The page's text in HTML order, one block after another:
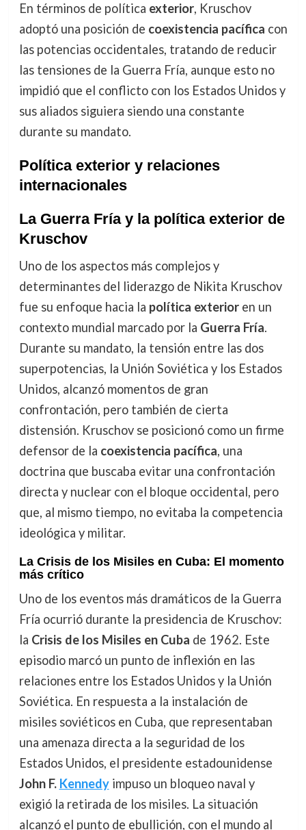
En términos de política exterior, Kruschov
adoptó una posición de coexistencia pacífica con
las potencias occidentales, tratando de reducir
las tensiones de la Guerra Fría, aunque esto no
impidió que el conflicto con los Estados Unidos y
sus aliados siguiera siendo una constante
durante su mandato.
Política exterior y relaciones
internacionales
La Guerra Fría y la política exterior de
Kruschov
Uno de los aspectos más complejos y
determinantes del liderazgo de Nikita Kruschov
fue su enfoque hacia la política exterioren un
contexto mundial marcado por la Guerra Fría.
Durante su mandato, la tensión entre las dos
superpotencias, la Unión Soviética y los Estados
Unidos, alcanzó momentos de gran
confrontación, pero también de cierta
distensión. Kruschov se posicionó como un firme
defensor de la coexistencia pacífica, una
doctrina que buscaba evitar una confrontación
directa y nuclear con el bloque occidental, pero
que, al mismo tiempo, no evitaba la competencia
ideológica y militar.
La Crisis de los Misiles en Cuba: El momento
más crítico
Uno de los eventos más dramáticos de la Guerra
Fría ocurrió durante la presidencia de Kruschov:
la Crisis de los Misiles en Cuba de 1962. Este
episodio marcó un punto de inflexión en las
relaciones entre los Estados Unidos y la Unión
Soviética. En respuesta a la instalación de
misiles soviéticos en Cuba, que representaban
una amenaza directa a la seguridad de los
Estados Unidos, el presidente estadounidense
John F. Kennedyimpuso un bloqueo naval y
exigió la retirada de los misiles. La situación
alcanzó el punto de ebullición, con el mundo al